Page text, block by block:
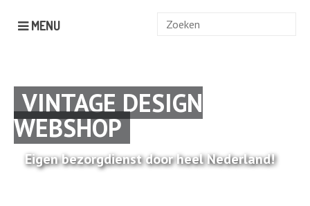
MENU
Zoek
VINTAGE DESIGN
WEBSHOP
Eigen bezorgdienst door heel Nederland!